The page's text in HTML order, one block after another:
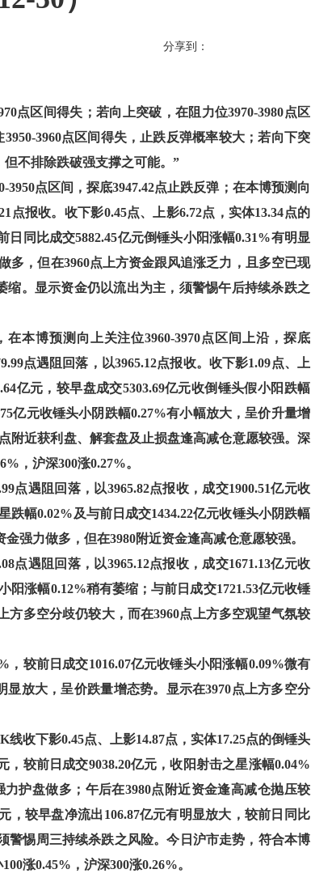
分享到：
点区间得失；若向上突破，在阻力位3970-3980点区
3960点区间得失，止跌反弹概率较大；若向下突
但不排除跌破强支撑之可能。”
点区间，探底3947.42点止跌反弹；在本博预测向
点报收。收下影0.45点、上影6.72点，实体13.34点的
日同比成交5882.45亿元倒锤头小阳涨幅0.31%有明显
多，但在3960点上方资金跟风追涨乏力，且多空已现
缩。显示资金仍以流出为主，须警惕午后持续杀跌之
本博预测向上关注位3960-3970点区间上沿，探底
点遇阻回落，以3965.12点报收。收下影1.09点、上
亿元，较早盘成交5303.69亿元收倒锤头假小阳跌幅
亿元收锤头小阴跌幅0.27%有小幅放大，呈价升量增
附近获利盘、解套盘及止损盘逢高减仓意愿较强。深
，沪深300涨0.27%。
点遇阻回落，以3965.82点报收，成交1900.51亿元收
跌幅0.02%及与前日成交1434.22亿元收锤头小阴跌幅
强力做多，但在3980附近资金逢高减仓意愿较强。
点遇阻回落，以3965.12点报收，成交1671.13亿元收
阳涨幅0.12%稍有萎缩；与前日成交1721.53亿元收锤
方多空分歧仍较大，而在3960点上方多空观望气氛较
，较前日成交1016.07亿元收锤头小阳涨幅0.09%微有
放大，呈价跌量增态势。显示在3970点上方多空分
收下影0.45点、上影14.87点，实体17.25点的倒锤头
，较前日成交9038.20亿元，收阳射击之星涨幅0.04%
护盘做多；午后在3980点附近资金逢高减仓抛压较
，较早盘净流出106.87亿元有明显放大，较前日同比
警惕周三持续杀跌之风险。今日沪市走势，符合本博
涨0.45%，沪深300涨0.26%。